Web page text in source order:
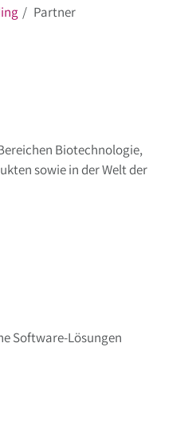
Partner
Biotechnologie,
sowie in der Welt der
Software-Lösungen